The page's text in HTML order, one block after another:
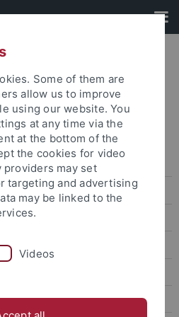
Archives
Some of them are
allow us to improve
using our website. You
at any time via the
at the bottom of the
the cookies for video
may set
targeting and advertising
may be linked to the
Videos